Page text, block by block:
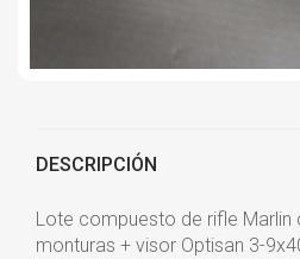
DESCRIPCIÓN
Lote compuesto de rifle Marlin
monturas + visor Optisan 3-